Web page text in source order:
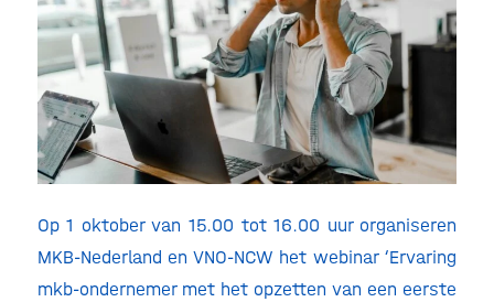
Op 1 oktober van 15.00 tot 16.00 uur organiseren
MKB-Nederland en VNO-NCW het webinar ‘Ervaring
mkb-ondernemer met het opzetten van een eerste